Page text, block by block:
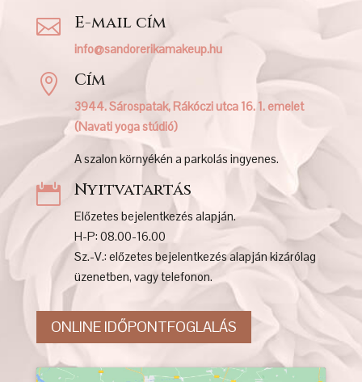
 E-mail cím
info@sandorerikamakeup.hu
 Cím
3944. Sárospatak, Rákóczi utca 16. 1. emelet
(Navati yoga stúdió)
A szalon környékén a parkolás ingyenes.
 Nyitvatartás
Előzetes bejelentkezés alapján.
H-P: 08.00-16.00
Sz.-V.: előzetes bejelentkezés alapján kizárólag
üzenetben, vagy telefonon.
ONLINE IDŐPONTFOGLALÁS